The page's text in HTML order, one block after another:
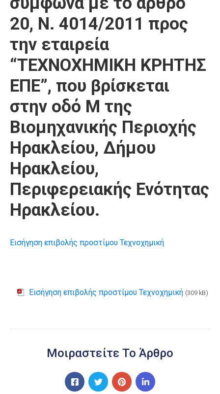
20, Ν. 4014/2011 προς
την εταιρεία
“ΤΕΧΝΟΧΗΜΙΚΗ ΚΡΗΤΗΣ
ΕΠΕ”, που βρίσκεται
στην οδό Μ της
Βιομηχανικής Περιοχής
Ηρακλείου, Δήμου
Ηρακλείου,
Περιφερειακής Ενότητας
Ηρακλείου.
Εισήγηση επιβολής προστίμου Τεχνοχημική
Εισήγηση επιβολής προστίμου Τεχνοχημική (309 kB)
Μοιραστείτε Το Άρθρο